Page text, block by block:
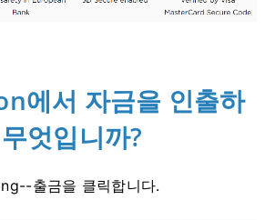
에서 자금을 인출하
엇입니까?
출금을 클릭합니다.